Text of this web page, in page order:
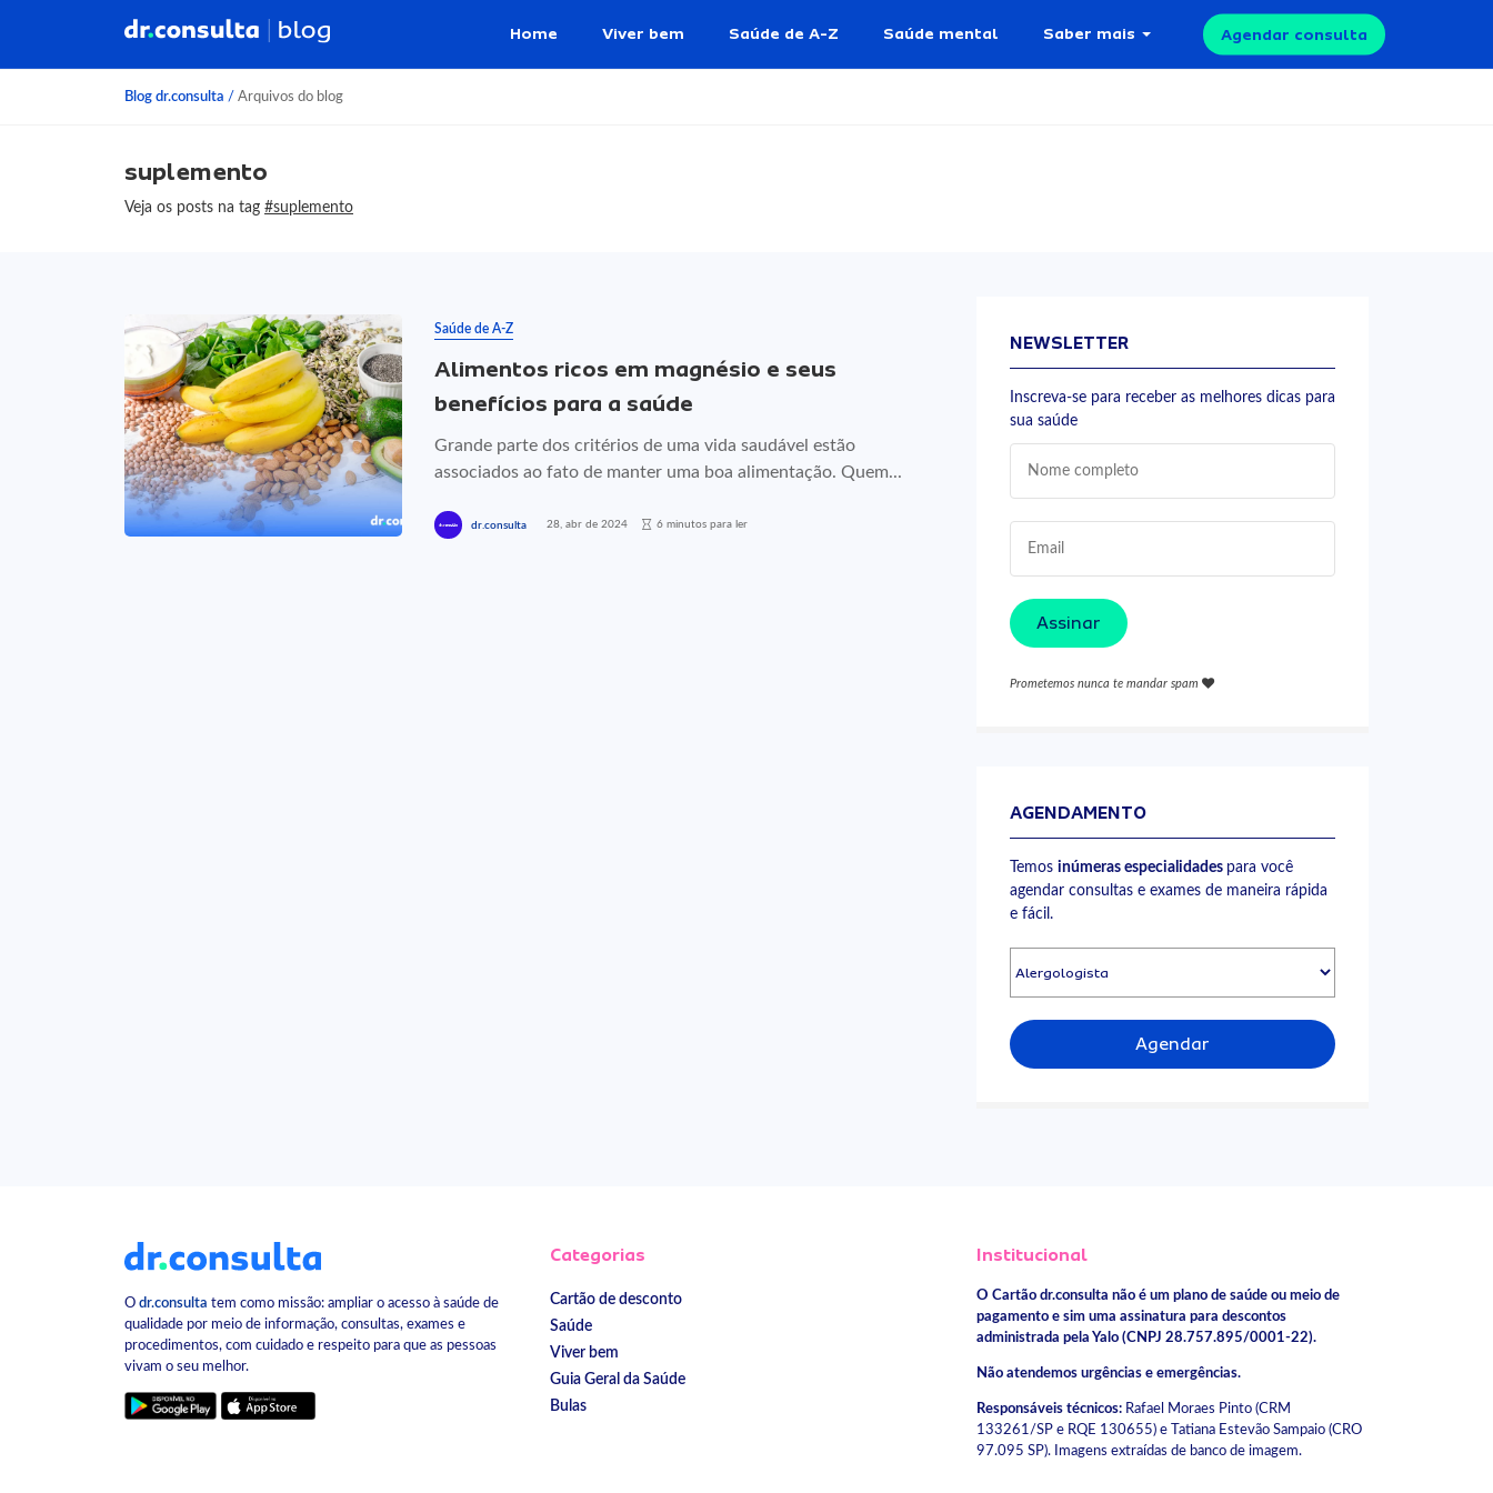
Home Viver bem Saúde de A-Z Saúde mental Saber mais Agendar consulta
Blog dr.consulta / Arquivos do blog
suplemento
Veja os posts na tag #suplemento
Saúde de A-Z
Alimentos ricos em magnésio e seus
benefícios para a saúde
Grande parte dos critérios de uma vida saudável estão
associados ao fato de manter uma boa alimentação. Quem...
dr.consulta 28, abr de 2024 6 minutos para ler
NEWSLETTER
Inscreva-se para receber as melhores dicas para
sua saúde
Assinar
Prometemos nunca te mandar spam
AGENDAMENTO
Temos inúmeras especialidades para você
agendar consultas e exames de maneira rápida
e fácil.
Agendar
O dr.consulta tem como missão: ampliar o acesso à saúde de
qualidade por meio de informação, consultas, exames e
procedimentos, com cuidado e respeito para que as pessoas
vivam o seu melhor.
Categorias
Cartão de desconto
Saúde
Viver bem
Guia Geral da Saúde
Bulas
Institucional
O Cartão dr.consulta não é um plano de saúde ou meio de
pagamento e sim uma assinatura para descontos
administrada pela Yalo (CNPJ 28.757.895/0001-22).
Não atendemos urgências e emergências.
Responsáveis técnicos:Rafael Moraes Pinto (CRM
133261/SP e RQE 130655) e Tatiana Estevão Sampaio (CRO
97.095 SP). Imagens extraídas de banco de imagem.